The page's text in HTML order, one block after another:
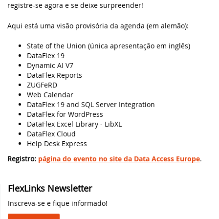
registre-se agora e se deixe surpreender!
Aqui está uma visão provisória da agenda (em alemão):
State of the Union (única apresentação em inglês)
DataFlex 19
Dynamic AI V7
DataFlex Reports
ZUGFeRD
Web Calendar
DataFlex 19 and SQL Server Integration
DataFlex for WordPress
DataFlex Excel Library - LibXL
DataFlex Cloud
Help Desk Express
Registro: página do evento no site da Data Access Europe.
FlexLinks Newsletter
Inscreva-se e fique informado!
DataFlex 2024 foi lançado - baixe agora!
DataFlex Reports 2024 Release Candidate
Nova videoaula: WebForm em aplicações
Nova videoaula: Controles Web em
aplicações Windows usando FlexTron
DataFlex 2024 Release Candidate
disponível para visualização e teste
Novas videoaulas adicionadas:
Conhecendo os Controles Web
UK DataFlex Meetup
Synergy 2019
ScanDUC 2018
DALA 20 Anos
DAPCON 2018